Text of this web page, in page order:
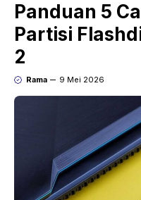
Panduan 5
Partisi
2
Rama 9 Mei 2026